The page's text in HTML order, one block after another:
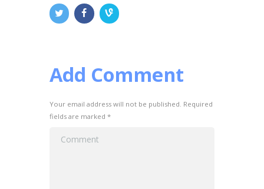
Add Comment
Your email address will not be published. Required
fields are marked *